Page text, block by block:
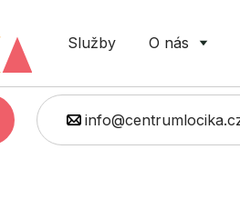
Služby O nás